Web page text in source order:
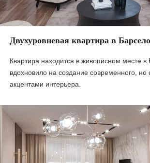
Двухуровневая квартира в
Квартира находится в живописном месте в
вдохновило на создание современного, но
акцентами интерьера.